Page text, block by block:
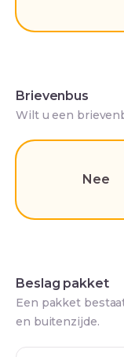
Brievenbus
Wilt u een
Nee
Beslag pakket
Een pakket
en buitenzijde.